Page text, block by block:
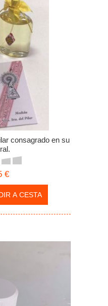
consagrado en su
€